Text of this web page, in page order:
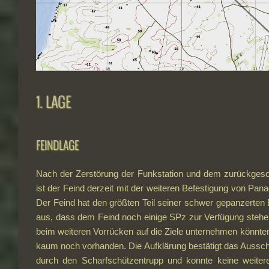
1. LAGE
FEINDLAGE
Nach der Zerstörung der Funkstation und dem
ist der Feind derzeit mit der weiteren Befestigung von
Der Feind hat den größten Teil seiner schwer
aus, dass dem Feind noch einige SPz zur Verfügung
beim weiteren Vorrücken auf die Ziele unternehmen
kaum noch vorhanden. Die Aufklärung bestätigt das
durch den Scharfschützentrupp und konnte keine